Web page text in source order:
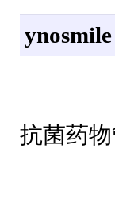
ynosmile
抗菌药